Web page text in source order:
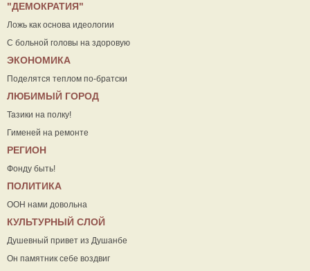
"ДЕМОКРАТИЯ"
Ложь как основа идеологии
С больной головы на здоровую
ЭКОНОМИКА
Поделятся теплом по-братски
ЛЮБИМЫЙ ГОРОД
Тазики на полку!
Гименей на ремонте
РЕГИОН
Фонду быть!
ПОЛИТИКА
ООН нами довольна
КУЛЬТУРНЫЙ СЛОЙ
Душевный привет из Душанбе
Он памятник себе воздвиг